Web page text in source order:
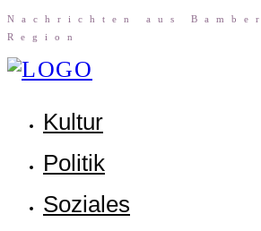
Nach­rich­ten aus
Region
Kul­tur
Poli­tik
Sozia­les